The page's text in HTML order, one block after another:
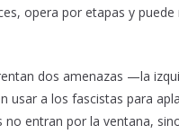
opera por etapas y
dos amenazas —la
usar a los fascistas para
no entran por la ventana,